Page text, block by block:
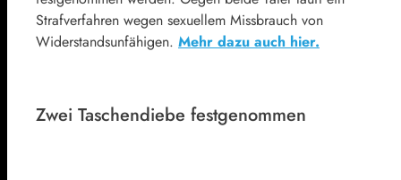
Strafverfahren wegen sexuellem Missbrauch von
Widerstandsunfähigen. Mehr dazu auch hier.
Zwei Taschendiebe festgenommen